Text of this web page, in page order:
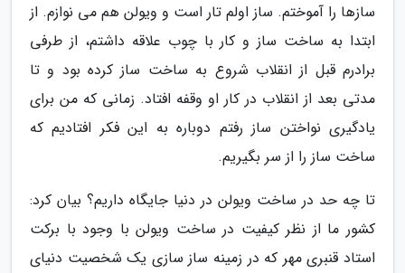
سازها را آموختم. ساز اولم تار است و ویولن هم می نوازم. از
ابتدا به ساخت ساز و کار با چوب علاقه داشتم، از طرفی
برادرم قبل از انقلاب شروع به ساخت ساز کرده بود و تا
مدتی بعد از انقلاب در کار او وقفه افتاد. زمانی که من برای
یادگیری نواختن ساز رفتم دوباره به این فکر افتادیم که
ساخت ساز را از سر بگیریم.
تا چه حد در ساخت ویولن در دنیا جایگاه داریم؟ بیان کرد:
کشور ما از نظر کیفیت در ساخت ویولن با وجود با برکت
استاد قنبری مهر که در زمینه ساز سازی یک شخصیت دنیای